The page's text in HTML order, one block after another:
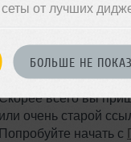
от лучших
БОЛЬШЕ НЕ
ТАКОЙ
Ошибка 404
всего вы
или очень старой
Попробуйте начать с